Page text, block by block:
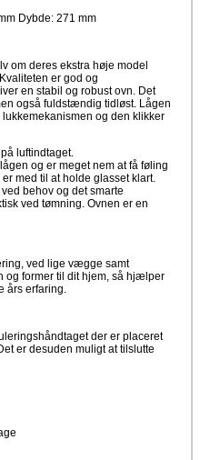
Dybde: 271 mm
om deres ekstra høje model
er god og
en stabil og robust ovn. Det
også fuldstændig tidløst. Lågen
og den klikker
luftindtaget.
og er meget nem at få føling
med til at holde glasset klart.
behov og det smarte
ved tømning. Ovnen er en
ved lige vægge samt
og former til dit hjem, så hjælper
års erfaring.
der er placeret
er desuden muligt at tilslutte